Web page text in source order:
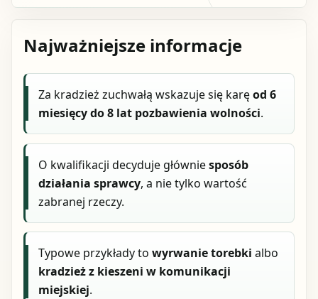
Najważniejsze informacje
Za kradzież zuchwałą wskazuje się karęod 6
miesięcy do 8 lat pozbawienia wolności.
O kwalifikacji decyduje główniesposób
działania sprawcy, a nie tylko wartość
zabranej rzeczy.
Typowe przykłady towyrwanie torebki albo
kradzież z kieszeni w komunikacji
miejskiej.